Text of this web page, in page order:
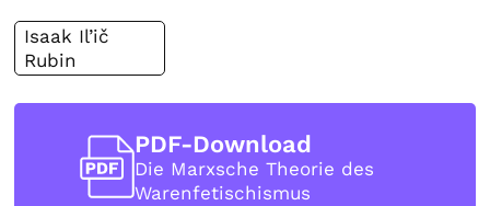
Isaak Il’ič
Rubin
PDF-Download
Die Marxsche Theorie des
Warenfetischismus